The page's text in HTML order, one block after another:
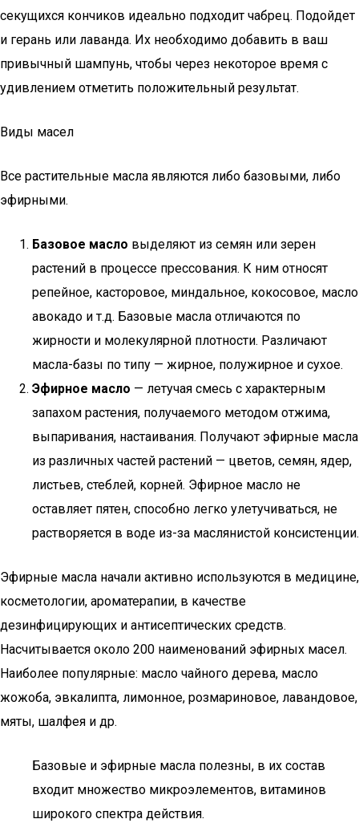
секущихся кончиков идеально подходит чабрец. Подойдет
и герань или лаванда. Их необходимо добавить в ваш
привычный шампунь, чтобы через некоторое время с
удивлением отметить положительный результат.
Виды масел
Все растительные масла являются либо базовыми, либо
эфирными.
Базовое масло выделяют из семян или зерен
растений в процессе прессования. К ним относят
репейное, касторовое, миндальное, кокосовое, масло
авокадо и т.д. Базовые масла отличаются по
жирности и молекулярной плотности. Различают
масла-базы по типу — жирное, полужирное и сухое.
Эфирное масло — летучая смесь с характерным
запахом растения, получаемого методом отжима,
выпаривания, настаивания. Получают эфирные масла
из различных частей растений — цветов, семян, ядер,
листьев, стеблей, корней. Эфирное масло не
оставляет пятен, способно легко улетучиваться, не
растворяется в воде из-за маслянистой консистенции.
Эфирные масла начали активно используются в медицине,
косметологии, ароматерапии, в качестве
дезинфицирующих и антисептических средств.
Насчитывается около 200 наименований эфирных масел.
Наиболее популярные: масло чайного дерева, масло
жожоба, эвкалипта, лимонное, розмариновое, лавандовое,
мяты, шалфея и др.
Базовые и эфирные масла полезны, в их состав
входит множество микроэлементов, витаминов
широкого спектра действия.